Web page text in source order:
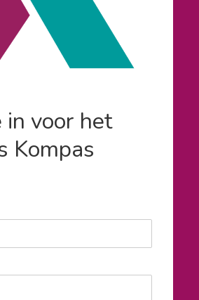
in voor het
Kompas